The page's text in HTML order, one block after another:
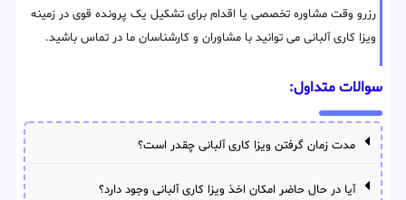
رزرو وقت مشاوره تخصصی یا اقدام برای تشکیل یک پرونده قوی در زمینه
ویزا کاری آلبانی می توانید با مشاوران و کارشناسان ما در تماس باشید.
سوالات متداول:
مدت زمان گرفتن ویزا کاری آلبانی چقدر است؟
آیا در حال حاضر امکان اخذ ویزا کاری آلبانی وجود دارد؟